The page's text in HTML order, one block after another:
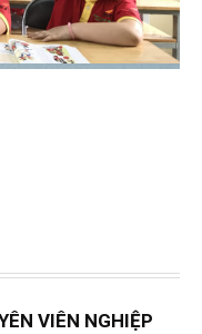
VIÊN NGHIỆP